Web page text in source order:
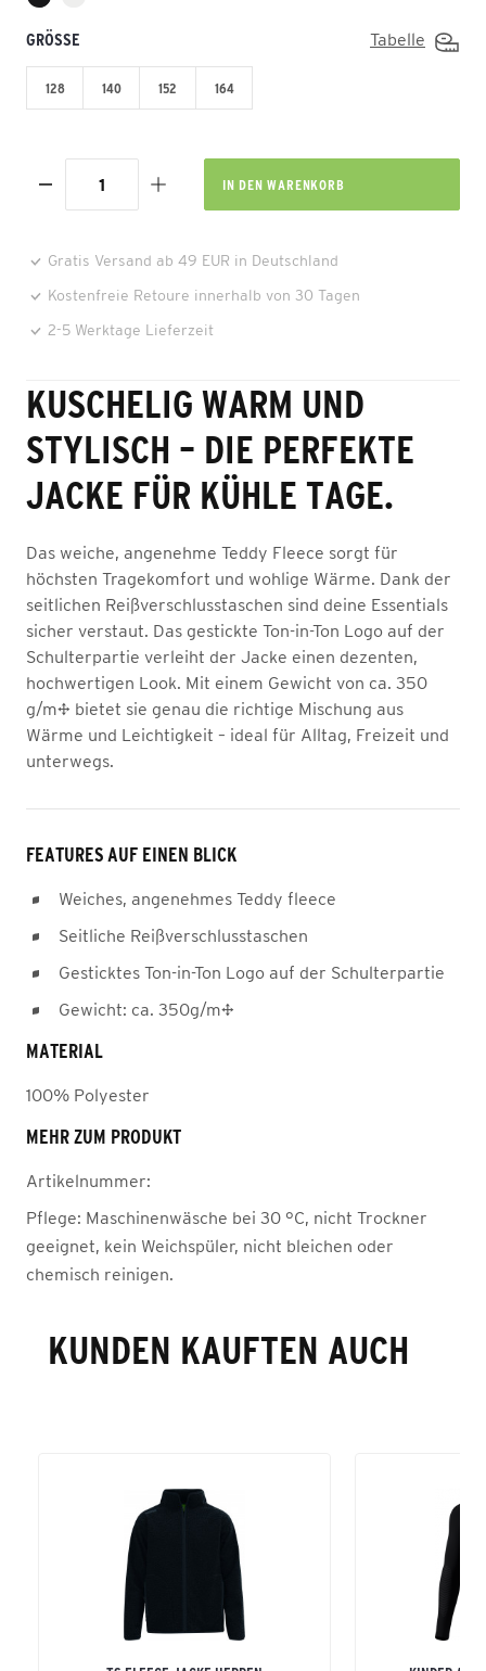
GRÖSSE Tabelle
128 140 152 164
IN DEN WARENKORB
Gratis Versand ab 49 EUR in Deutschland
Kostenfreie Retoure innerhalb von 30 Tagen
2-5 Werktage Lieferzeit
KUSCHELIG WARM UND
STYLISCH – DIE PERFEKTE
JACKE FÜR KÜHLE TAGE.
Das weiche, angenehme Teddy Fleece sorgt für
höchsten Tragekomfort und wohlige Wärme. Dank der
seitlichen Reißverschlusstaschen sind deine Essentials
sicher verstaut. Das gestickte Ton-in-Ton Logo auf der
Schulterpartie verleiht der Jacke einen dezenten,
hochwertigen Look. Mit einem Gewicht von ca. 350
g/m² bietet sie genau die richtige Mischung aus
Wärme und Leichtigkeit – ideal für Alltag, Freizeit und
unterwegs.
FEATURES AUF EINEN BLICK
Weiches, angenehmes Teddy fleece
Seitliche Reißverschlusstaschen
Gesticktes Ton-in-Ton Logo auf der Schulterpartie
Gewicht: ca. 350g/m²
MATERIAL
100% Polyester
MEHR ZUM PRODUKT
Artikelnummer:
Pflege: Maschinenwäsche bei 30 °C, nicht Trockner
geeignet, kein Weichspüler, nicht bleichen oder
chemisch reinigen.
KUNDEN KAUFTEN AUCH